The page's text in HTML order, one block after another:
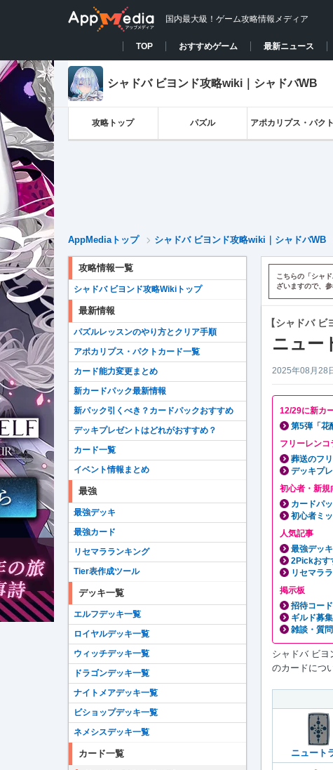
国内最大級！ゲーム攻略情報メディア
TOP おすすめゲーム 最新ニュース
シャドバ ビヨンド攻略wiki｜シャドバWB
攻略トップ パズル アポカリプス・パクト
AppMediaトップ シャドバ ビヨンド攻略wiki｜シャドバWB
こちらの「シャ
ざいますので、
【シャドバ ビ
ニュー
2025年08月28
12/29に新カ
第5弾「花
フリーレンコ
葬送のフ
デッキプ
初心者・新規
カードパ
初心者ミ
人気記事
最強デッキ
2Pickおす
リセマラ
掲示板
招待コー
ギルド募
雑談・質
シャドバ ビヨ
のカードにつ
ニュート
攻略情報一覧
シャドバ ビヨンド攻略Wikiトップ
最新情報
パズルレッスンのやり方とクリア手順
アポカリプス・パクトカード一覧
カード能力変更まとめ
新カードパック最新情報
新パック引くべき？カードパックおすすめ
デッキプレゼントはどれがおすすめ？
カード一覧
イベント情報まとめ
最強
最強デッキ
最強カード
リセマラランキング
Tier表作成ツール
デッキ一覧
エルフデッキ一覧
ロイヤルデッキ一覧
ウィッチデッキ一覧
ドラゴンデッキ一覧
ナイトメアデッキ一覧
ビショップデッキ一覧
ネメシスデッキ一覧
カード一覧